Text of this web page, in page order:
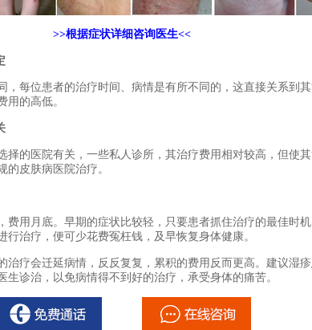
>>根据症状详细咨询医生<<
每位患者的治疗时间、病情是有所不同的，这直接关系到
用的高低。
的医院有关，一些私人诊所，其治疗费用相对较高，但使其
的皮肤病医院治疗。
用月底。早期的症状比较轻，只要患者抓住治疗的最佳时
行治疗，便可少花费冤枉钱，及早恢复身体健康。
治疗会迁延病情，反反复复，累积的费用反而更高。建议湿
生诊治，以免病情得不到好的治疗，承受身体的痛苦。